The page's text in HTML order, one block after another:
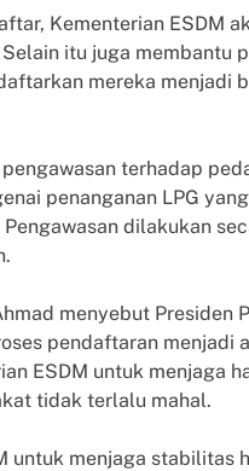
Kementerian ESDM
itu juga membantu
mereka menjadi
terhadap
penanganan LPG
dilakukan
menyebut Presiden
pendaftaran menjadi
ESDM untuk menjaga
tidak terlalu mahal.
untuk menjaga stabilitas